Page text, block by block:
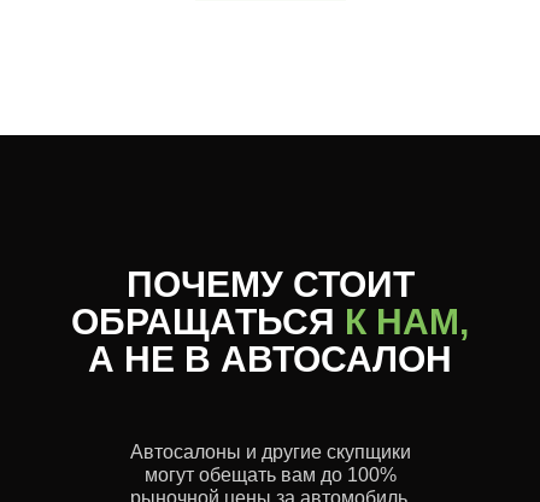
Автосалоны и другие скупщики
могут обещать вам до 100%
рыночной цены за автомобиль.
ПОЧЕМУ СТОИТ
ОБРАЩАТЬСЯ К НАМ,
А НЕ В АВТОСАЛОН